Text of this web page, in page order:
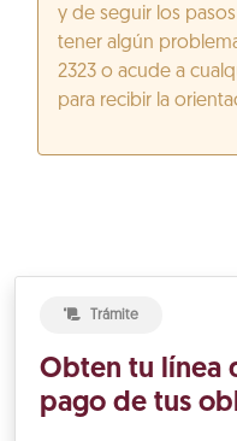
y de seguir los
tener algún
2323 o acude a
para recibir la
Trámite
Obten tu línea
pago de tus